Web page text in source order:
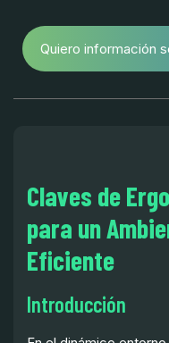
Quiero información
Claves de
para un
Eficiente
Introducción